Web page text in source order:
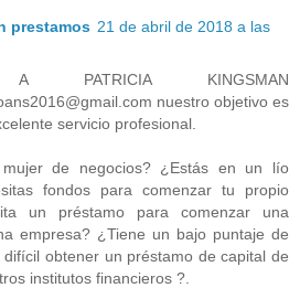
prestamos 21 de abril de 2018 a las
A PATRICIA KINGSMAN
nuestro objetivo es
servicio profesional.
de negocios? ¿Estás en un lío
fondos para comenzar tu propio
un préstamo para comenzar una
empresa? ¿Tiene un bajo puntaje de
obtener un préstamo de capital de
institutos financieros ?.